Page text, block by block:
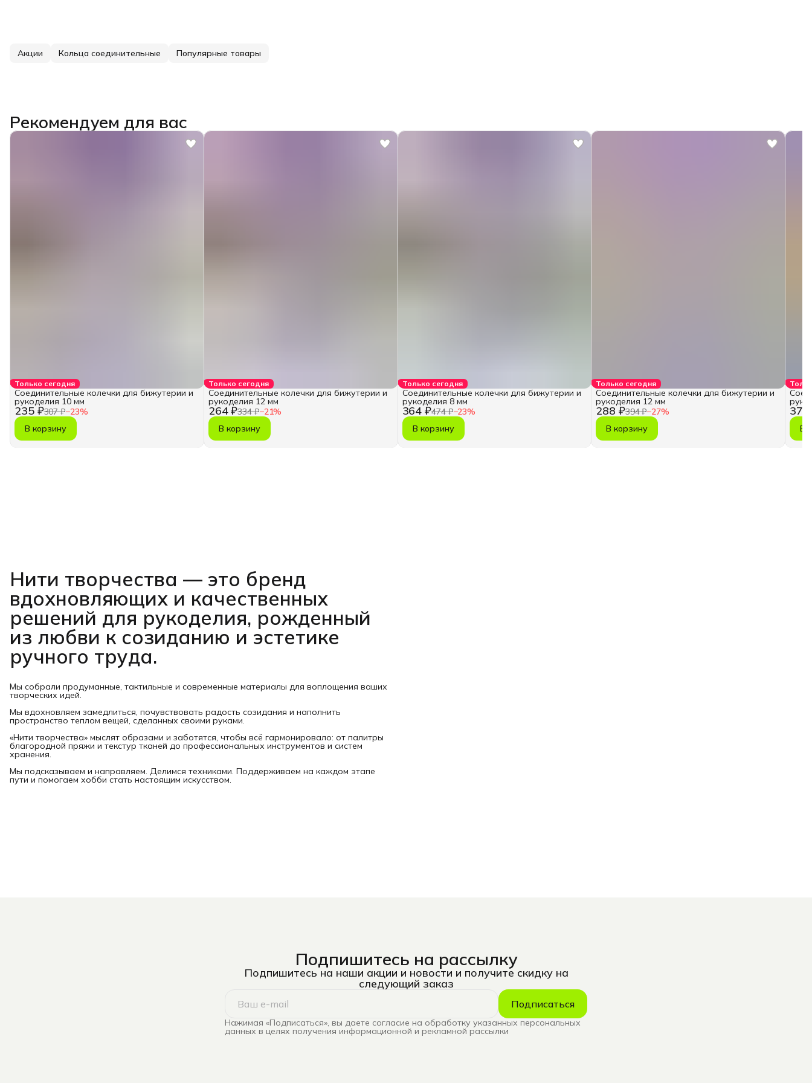
Акции Кольца соединительные Популярные товары
Рекомендуем для вас
Только сегодня
235 ₽307 ₽−23%
Соединительные колечки для бижутерии и
рукоделия 10 мм
В корзину
Только сегодня
264 ₽334 ₽−21%
Соединительные колечки для бижутерии и
рукоделия 12 мм
В корзину
Только сегодня
364 ₽474 ₽−23%
Соединительные колечки для бижутерии и
рукоделия 8 мм
В корзину
Только сегодня
288 ₽394 ₽−27%
Соединительные колечки для бижутерии и
рукоделия 12 мм
В корзину
370
В
Нити творчества — это бренд
вдохновляющих и качественных
решений для рукоделия, рожденный
из любви к созиданию и эстетике
ручного труда.
Мы собрали продуманные, тактильные и современные материалы для воплощения ваших
творческих идей.
Мы вдохновляем замедлиться, почувствовать радость созидания и наполнить
пространство теплом вещей, сделанных своими руками.
«Нити творчества» мыслят образами и заботятся, чтобы всё гармонировало: от палитры
благородной пряжи и текстур тканей до профессиональных инструментов и систем
хранения.
Мы подсказываем и направляем. Делимся техниками. Поддерживаем на каждом этапе
пути и помогаем хобби стать настоящим искусством.
Подпишитесь на рассылку
Подпишитесь на наши акции и новости и получите скидку на
следующий заказ
Подписаться
Нажимая «Подписаться», вы даете согласие на обработку указанных персональных
данных в целях получения информационной и рекламной рассылки